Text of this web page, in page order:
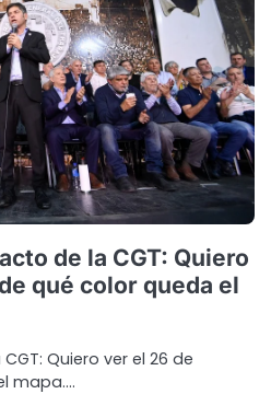
de la CGT: Quiero
qué color queda el
Quiero ver el 26 de
mapa.…